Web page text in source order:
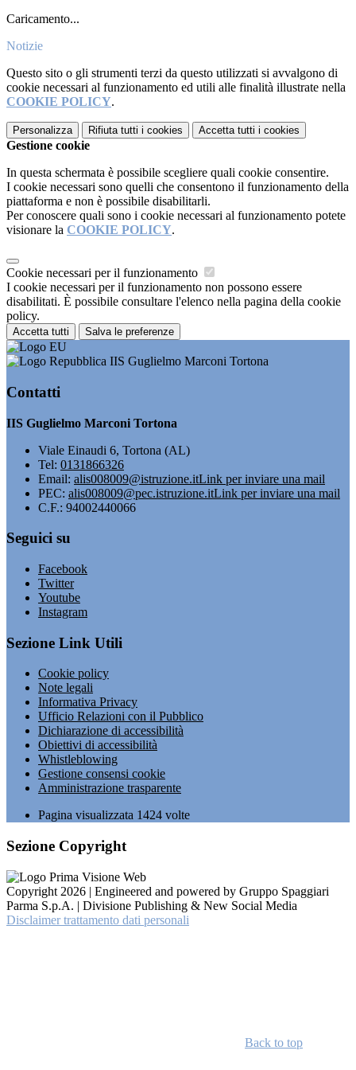
Caricamento...
Notizie
Questo sito o gli strumenti terzi da questo utilizzati si avvalgono di
cookie necessari al funzionamento ed utili alle finalità illustrate nella
COOKIE POLICY.
Personalizza Rifiuta tutti i cookies Accetta tutti i cookies
Gestione cookie
In questa schermata è possibile scegliere quali cookie consentire.
I cookie necessari sono quelli che consentono il funzionamento della
piattaforma e non è possibile disabilitarli.
Per conoscere quali sono i cookie necessari al funzionamento potete
visionare la COOKIE POLICY.
Cookie necessari per il funzionamento
I cookie necessari per il funzionamento non possono essere
disabilitati. È possibile consultare l'elenco nella pagina della cookie
policy.
Accetta tutti Salva le preferenze
IIS Guglielmo Marconi Tortona
Contatti
IIS Guglielmo Marconi Tortona
Viale Einaudi 6, Tortona (AL)
Tel: 0131866326
Email: alis008009@istruzione.itLink per inviare una mail
PEC: alis008009@pec.istruzione.itLink per inviare una mail
C.F.: 94002440066
Seguici su
Facebook
Twitter
Youtube
Instagram
Sezione Link Utili
Cookie policy
Note legali
Informativa Privacy
Ufficio Relazioni con il Pubblico
Dichiarazione di accessibilità
Obiettivi di accessibilità
Whistleblowing
Gestione consensi cookie
Amministrazione trasparente
Pagina visualizzata 1424 volte
Sezione Copyright
Copyright 2026 | Engineered and powered by Gruppo Spaggiari
Parma S.p.A. | Divisione Publishing & New Social Media
Disclaimer trattamento dati personali
Back to top